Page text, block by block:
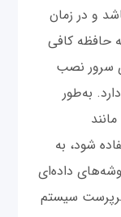
و در زمان
حافظه کافی
سرور نصب
به‌طور
شود، به
داده‌ای
سیستم